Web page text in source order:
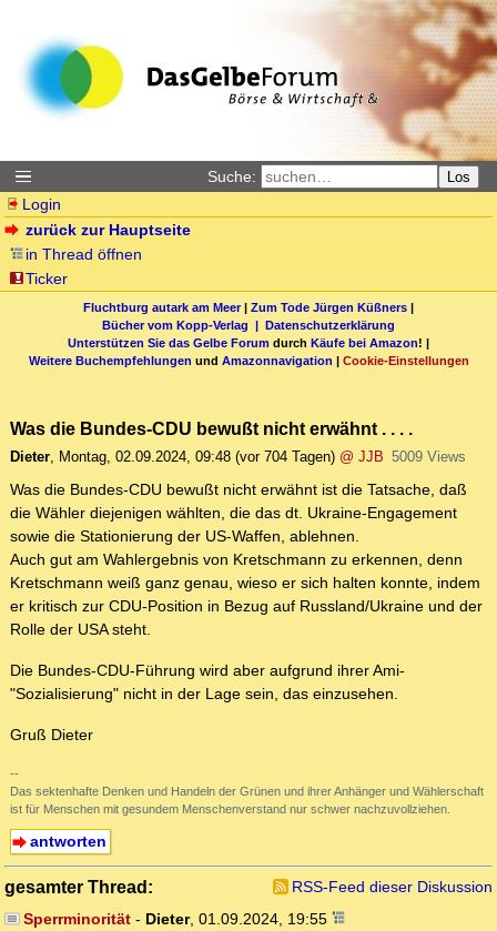
Suche: Los
Login
zurück zur Hauptseite
in Thread öffnen
Ticker
Fluchtburg autark am Meer| Zum Tode Jürgen Küßners |
Bücher vom Kopp-Verlag | Datenschutzerklärung
Unterstützen Sie das Gelbe Forum durch Käufe bei Amazon! |
Weitere Buchempfehlungen und Amazonnavigation | Cookie-Einstellungen
Was die Bundes-CDU bewußt nicht erwähnt . . . .
Dieter, Montag, 02.09.2024, 09:48 (vor 704 Tagen) @ JJB 5009 Views
Was die Bundes-CDU bewußt nicht erwähnt ist die Tatsache, daß
die Wähler diejenigen wählten, die das dt. Ukraine-Engagement
sowie die Stationierung der US-Waffen, ablehnen.
Auch gut am Wahlergebnis von Kretschmann zu erkennen, denn
Kretschmann weiß ganz genau, wieso er sich halten konnte, indem
er kritisch zur CDU-Position in Bezug auf Russland/Ukraine und der
Rolle der USA steht.
Die Bundes-CDU-Führung wird aber aufgrund ihrer Ami-
"Sozialisierung" nicht in der Lage sein, das einzusehen.
Gruß Dieter
--
Das sektenhafte Denken und Handeln der Grünen und ihrer Anhänger und Wählerschaft
ist für Menschen mit gesundem Menschenverstand nur schwer nachzuvollziehen.
antworten
gesamter Thread:
RSS-Feed dieser Diskussion
Sperrminorität- Dieter, 01.09.2024, 19:55